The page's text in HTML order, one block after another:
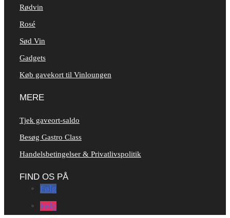
Rødvin
Rosé
Sød Vin
Gadgets
Køb gavekort til Vinloungen
MERE
Tjek gaveort-saldo
Besøg Gastro Class
Handelsbetingelser & Privatlivspolitik
FIND OS PÅ
Følg
Følg